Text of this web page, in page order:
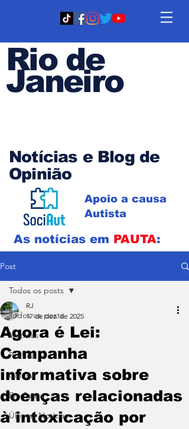
Rio de
Janeiro
Notícias e Blog de
Opinião
Apoio a causa
Autista
As notícias em PAUTA:
Post
Todos os posts
Notícias
Política
Coluna
Em Pauta
Últimas Notícias
Todos os posts
Agora é Lei:
Campanha
informativa sobre
doenças relacionadas
à intoxicação por
RJ
17 de dez. de 2025